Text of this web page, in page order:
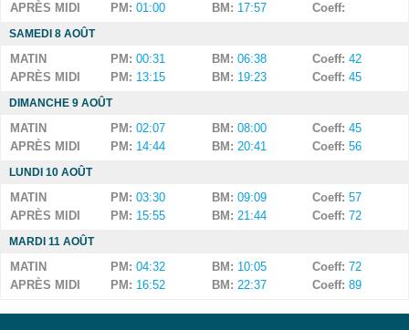
APRÈS MIDI
PM: 01:00 BM: 17:57 Coeff:
SAMEDI 8 AOÛT
MATIN PM: 00:31 BM: 06:38 Coeff: 42
APRÈS MIDI
PM: 13:15 BM: 19:23 Coeff: 45
DIMANCHE 9 AOÛT
MATIN PM: 02:07 BM: 08:00 Coeff: 45
APRÈS MIDI
PM: 14:44 BM: 20:41 Coeff: 56
LUNDI 10 AOÛT
MATIN PM: 03:30 BM: 09:09 Coeff: 57
APRÈS MIDI
PM: 15:55 BM: 21:44 Coeff: 72
MARDI 11 AOÛT
MATIN PM: 04:32 BM: 10:05 Coeff: 72
APRÈS MIDI
PM: 16:52 BM: 22:37 Coeff: 89